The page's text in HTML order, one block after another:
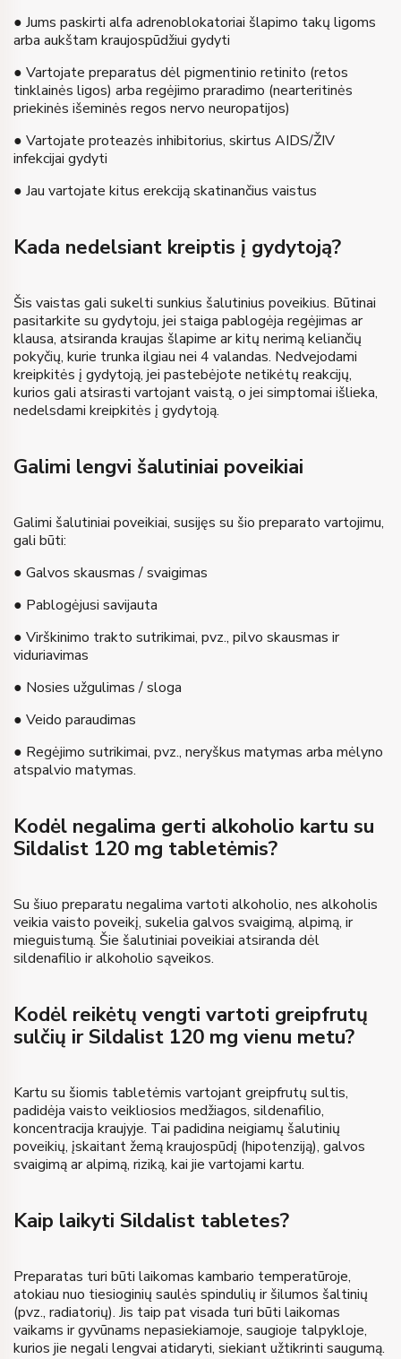
● Jums paskirti alfa adrenoblokatoriai šlapimo takų ligoms
arba aukštam kraujospūdžiui gydyti
● Vartojate preparatus dėl pigmentinio retinito (retos
tinklainės ligos) arba regėjimo praradimo (nearteritinės
priekinės išeminės regos nervo neuropatijos)
● Vartojate proteazės inhibitorius, skirtus AIDS/ŽIV
infekcijai gydyti
● Jau vartojate kitus erekciją skatinančius vaistus
Kada nedelsiant kreiptis į gydytoją?
Šis vaistas gali sukelti sunkius šalutinius poveikius. Būtinai
pasitarkite su gydytoju, jei staiga pablogėja regėjimas ar
klausa, atsiranda kraujas šlapime ar kitų nerimą keliančių
pokyčių, kurie trunka ilgiau nei 4 valandas. Nedvejodami
kreipkitės į gydytoją, jei pastebėjote netikėtų reakcijų,
kurios gali atsirasti vartojant vaistą, o jei simptomai išlieka,
nedelsdami kreipkitės į gydytoją.
Galimi lengvi šalutiniai poveikiai
Galimi šalutiniai poveikiai, susijęs su šio preparato vartojimu,
gali būti:
● Galvos skausmas / svaigimas
● Pablogėjusi savijauta
● Virškinimo trakto sutrikimai, pvz., pilvo skausmas ir
viduriavimas
● Nosies užgulimas / sloga
● Veido paraudimas
● Regėjimo sutrikimai, pvz., neryškus matymas arba mėlyno
atspalvio matymas.
Kodėl negalima gerti alkoholio kartu su
Sildalist 120 mg tabletėmis?
Su šiuo preparatu negalima vartoti alkoholio, nes alkoholis
veikia vaisto poveikį, sukelia galvos svaigimą, alpimą, ir
mieguistumą. Šie šalutiniai poveikiai atsiranda dėl
sildenafilio ir alkoholio sąveikos.
Kodėl reikėtų vengti vartoti greipfrutų
sulčių ir Sildalist 120 mg vienu metu?
Kartu su šiomis tabletėmis vartojant greipfrutų sultis,
padidėja vaisto veikliosios medžiagos, sildenafilio,
koncentracija kraujyje. Tai padidina neigiamų šalutinių
poveikių, įskaitant žemą kraujospūdį (hipotenziją), galvos
svaigimą ar alpimą, riziką, kai jie vartojami kartu.
Kaip laikyti Sildalist tabletes?
Preparatas turi būti laikomas kambario temperatūroje,
atokiau nuo tiesioginių saulės spindulių ir šilumos šaltinių
(pvz., radiatorių). Jis taip pat visada turi būti laikomas
vaikams ir gyvūnams nepasiekiamoje, saugioje talpykloje,
kurios jie negali lengvai atidaryti, siekiant užtikrinti saugumą.